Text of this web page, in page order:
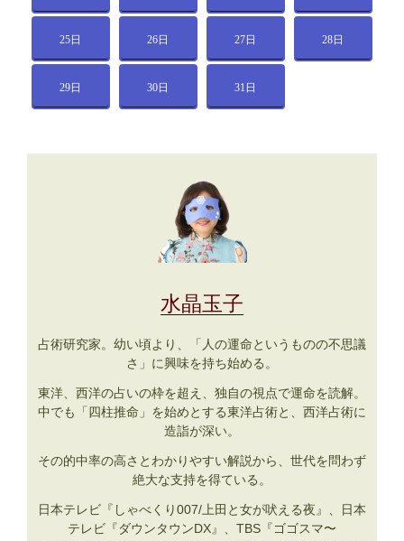
25日 26日 27日 28日
29日 30日 31日
水晶玉子
占術研究家。幼い頃より、「人の運命というものの不思議
さ」に興味を持ち始める。
東洋、西洋の占いの枠を超え、独自の視点で運命を読解。
中でも「四柱推命」を始めとする東洋占術と、西洋占術に
造詣が深い。
その的中率の高さとわかりやすい解説から、世代を問わず
絶大な支持を得ている。
日本テレビ『しゃべくり007/上田と女が吠える夜』、日本
テレビ『ダウンタウンDX』、TBS『ゴゴスマ〜